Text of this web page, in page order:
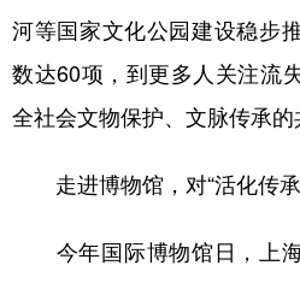
河等国家文化公园建设稳步
数达60项，到更多人关注流
全社会文物保护、文脉传承的
走进博物馆，对“活化传承
今年国际博物馆日，上海